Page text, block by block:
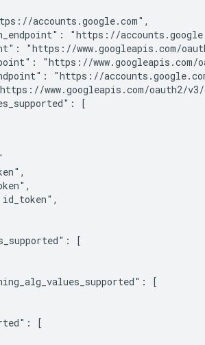
accounts.google.com",
"https://
"https://www.googleapis.com/
"https://www.googleapis.com/
"https://
www.googleapis.com/oauth2/
[
[
[
[